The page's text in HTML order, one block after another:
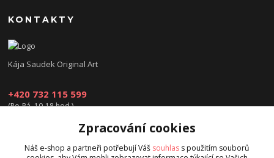
KONTAKTY
Kája Saudek Original Art
+420 732 115 599
(Po-Pá, 10-18 hod.)
obchod@kajasaudek.cz
Zpracování cookies
Náš e-shop a partneři potřebují Váš souhlas s použitím souborů